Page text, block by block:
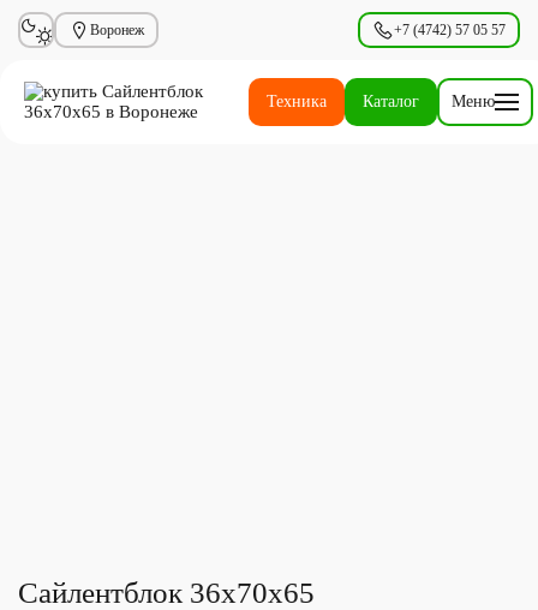
Воронеж +7 (4742) 57 05 57
Техника Каталог Меню
Сайлентблок 36х70х65